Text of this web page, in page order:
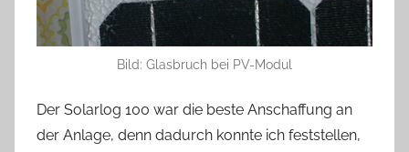
Bild: Glasbruch bei PV-Modul
Der Solarlog 100 war die beste Anschaffung an
der Anlage, denn dadurch konnte ich feststellen,